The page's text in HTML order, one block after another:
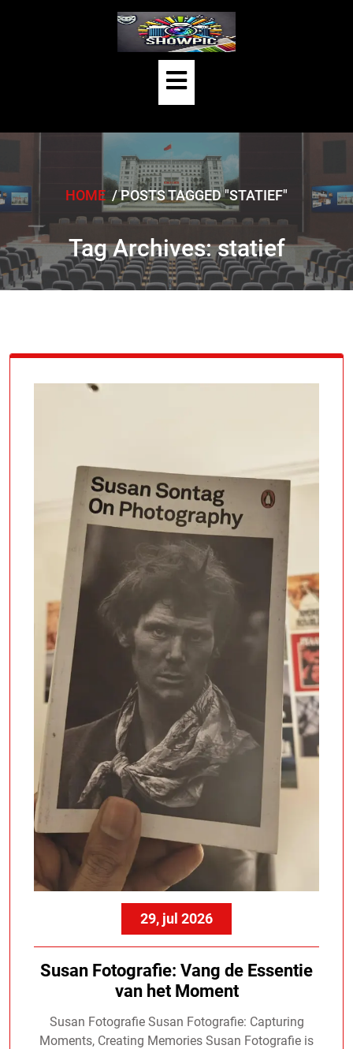
Open
Button
HOME/POSTS TAGGED "STATIEF"
Tag Archives: statief
29, jul 2026
Susan Fotografie: Vang de Essentie
van het Moment
Susan Fotografie Susan Fotografie: Capturing
Moments, Creating Memories Susan Fotografie is